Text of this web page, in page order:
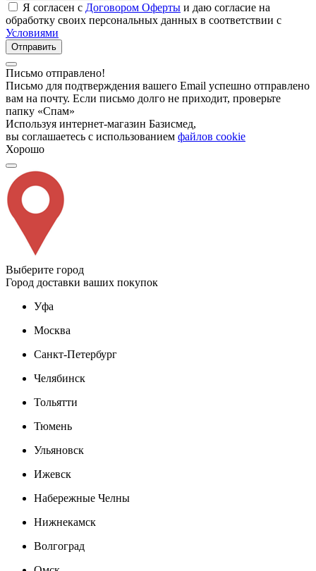
Я согласен с Договором Оферты и даю согласие на
обработку своих персональных данных в соответствии с
Условиями
Отправить
Письмо отправлено!
Письмо для подтверждения вашего Email успешно отправлено
вам на почту. Если письмо долго не приходит, проверьте
папку «Спам»
Используя интернет-магазин Базисмед,
вы соглашаетесь с использованием файлов cookie
Хорошо
Выберите город
Город доставки ваших покупок
Уфа
Москва
Санкт-Петербург
Челябинск
Тольятти
Тюмень
Ульяновск
Ижевск
Набережные Челны
Нижнекамск
Волгоград